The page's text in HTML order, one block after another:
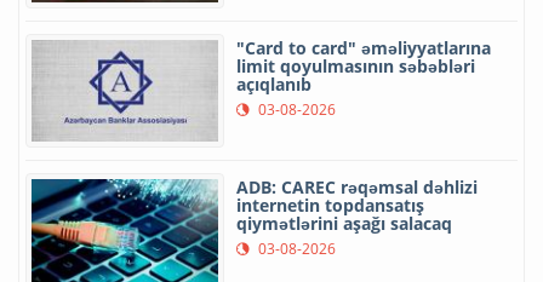
"Card to card" əməliyyatlarına
limit qoyulmasının səbəbləri
açıqlanıb
03-08-2026
ADB: CAREC rəqəmsal dəhlizi
internetin topdansatış
qiymətlərini aşağı salacaq
03-08-2026